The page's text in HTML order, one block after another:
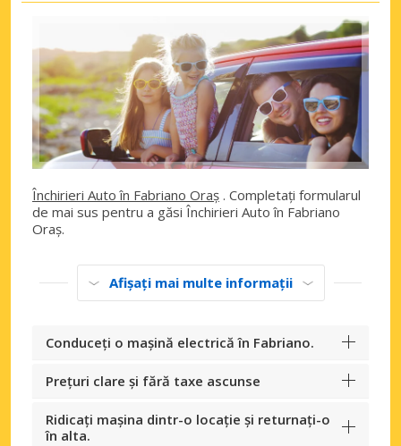
Închirieri Auto în Fabriano Oraș . Completați formularul
de mai sus pentru a găsi Închirieri Auto în Fabriano
Oraș.
Afișați mai multe informații
Conduceți o mașină electrică în Fabriano.
Prețuri clare și fără taxe ascunse
Ridicați mașina dintr-o locație și returnați-o
în alta.